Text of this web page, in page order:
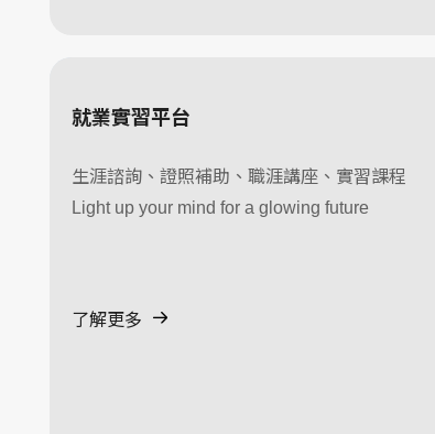
就業實習平台
生涯諮詢、證照補助、職涯講座、實習課程
Light up your mind for a glowing future
了解更多